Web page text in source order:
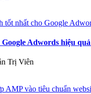
Adwords hiệu
Trị Viên